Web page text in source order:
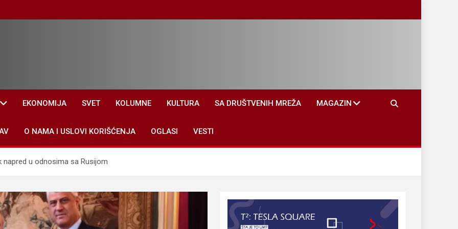
EKONOMIJA SVET KOLUMNE KULTURA SA DRUŠTVENIH MREŽA MAGAZIN
O NAMA I USLOVI KORIŠĆENJA OGLASI VESTI
u odnosima sa Rusijom